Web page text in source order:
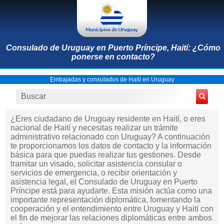
Consulado de Uruguay en Puerto Príncipe, Haití: ¿Cómo
ponerse en contacto?
Embajadas y consulados de Haití en Uruguay
¿Eres ciudadano de Uruguay residente en Haití, o eres
nacional de Haití y necesitas realizar un trámite
administrativo relacionado con Uruguay? A continuación
te proporcionamos los datos de contacto y la información
básica para que puedas realizar tus gestiones. Desde
tramitar un visado, solicitar asistencia consular o
servicios de emergencia, o recibir orientación y
asistencia legal, el Consulado de Uruguay en Puerto
Príncipe está para ayudarte. Esta misión actúa como una
importante representación diplomática, fomentando la
cooperación y el entendimiento entre Uruguay y Haití con
el fin de mejorar las relaciones diplomáticas entre ambos